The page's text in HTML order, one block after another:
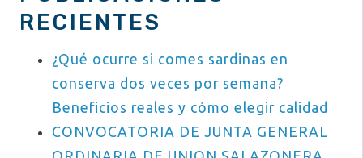
RECIENTES
¿Qué ocurre si comes sardinas en
conserva dos veces por semana?
Beneficios reales y cómo elegir calidad
CONVOCATORIA DE JUNTA GENERAL